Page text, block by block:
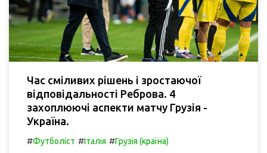
Час сміливих рішень і зростаючої
відповідальності Реброва. 4
захоплюючі аспекти матчу Грузія -
Україна.
#Футболіст #Італія #Грузія (країна)